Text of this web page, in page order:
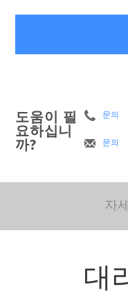
도움이 필
요하십니
까?
문의
문의
자
대